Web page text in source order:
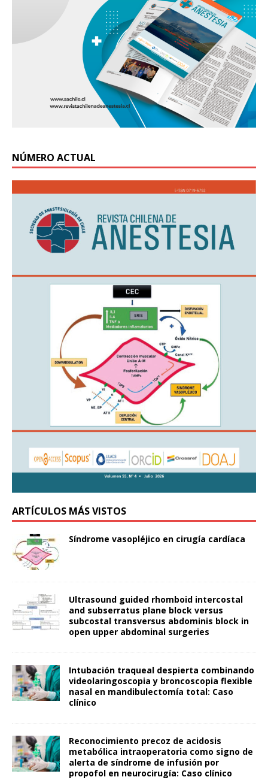
NÚMERO ACTUAL
ARTÍCULOS MÁS VISTOS
Síndrome vasopléjico en cirugía cardíaca
Ultrasound guided rhomboid intercostal
and subserratus plane block versus
subcostal transversus abdominis block in
open upper abdominal surgeries
Intubación traqueal despierta combinando
videolaringoscopia y broncoscopia flexible
nasal en mandibulectomía total: Caso
clínico
Reconocimiento precoz de acidosis
metabólica intraoperatoria como signo de
alerta de síndrome de infusión por
propofol en neurocirugía: Caso clínico